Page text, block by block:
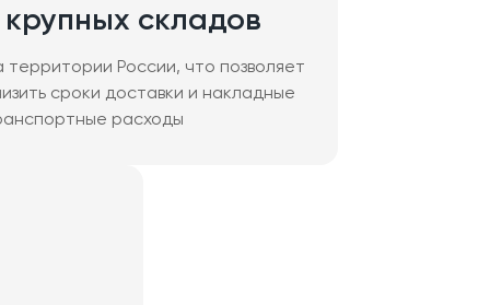
крупных складов
территории России, что позволяет
сроки доставки и накладные
расходы